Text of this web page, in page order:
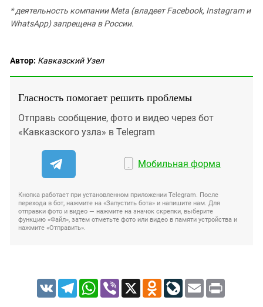
* деятельность компании Meta (владеет Facebook, Instagram и
WhatsApp) запрещена в России.
Автор: Кавказский Узел
Гласность помогает решить проблемы
Отправь сообщение, фото и видео через бот
«Кавказского узла» в Telegram
Мобильная форма
Кнопка работает при установленном приложении Telegram. После
перехода в бот, нажмите на «Запустить бота» и напишите нам. Для
отправки фото и видео — нажмите на значок скрепки, выберите
функцию «Файл», затем отметьте фото или видео в памяти устройства и
нажмите «Отправить».
VK TelegramWhatsApp
Viber X Odnoklassniki
LiveJournal
Email Print